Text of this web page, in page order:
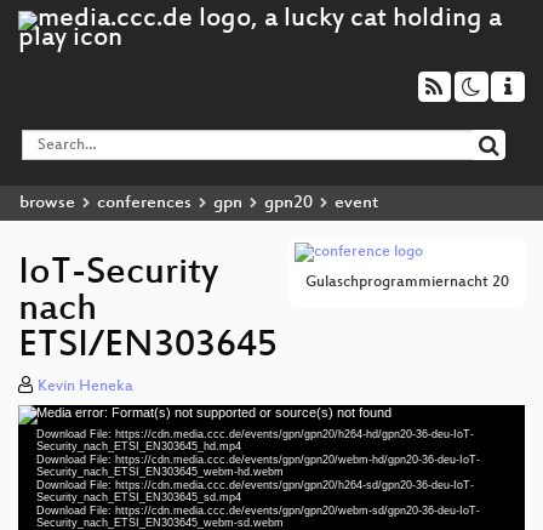
browse conferences gpn gpn20 event
Gulaschprogrammiernacht 20
IoT-Security
nach
ETSI/EN303645
Kevin Heneka
Video
Player
Media error: Format(s) not supported or source(s) not found
Download File: https://cdn.media.ccc.de/events/gpn/gpn20/h264-hd/gpn20-36-deu-IoT-
Security_nach_ETSI_EN303645_hd.mp4
Download File: https://cdn.media.ccc.de/events/gpn/gpn20/webm-hd/gpn20-36-deu-IoT-
Security_nach_ETSI_EN303645_webm-hd.webm
Download File: https://cdn.media.ccc.de/events/gpn/gpn20/h264-sd/gpn20-36-deu-IoT-
Security_nach_ETSI_EN303645_sd.mp4
Download File: https://cdn.media.ccc.de/events/gpn/gpn20/webm-sd/gpn20-36-deu-IoT-
Security_nach_ETSI_EN303645_webm-sd.webm